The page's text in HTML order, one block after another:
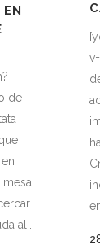
de
al...